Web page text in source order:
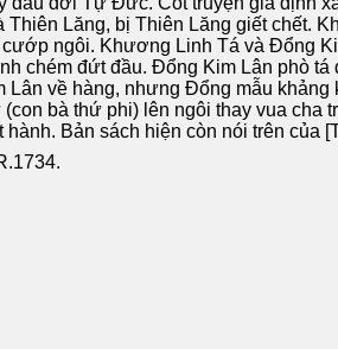
Thiên Lăng, bị Thiên Lăng giết chết.
ngôi. Khương Linh Tá và Đổng
chém đứt đầu. Đổng Kim Lân phò
Lân về hàng, nhưng Đổng mẫu
bà thứ phi) lên ngôi thay vua
Bản sách hiện còn nói trên của